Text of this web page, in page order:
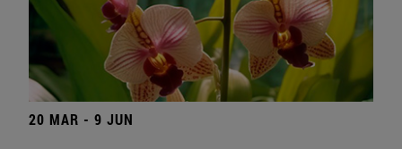
20 MAR - 9 JUN